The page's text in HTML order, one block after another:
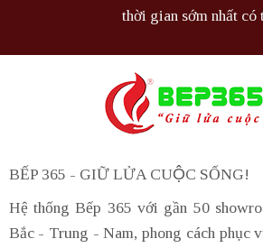
thời gian sớm nhất có
BẾP 365 - GIỮ LỬA CUỘC SỐNG!
Hệ thống Bếp 365 với gần 50
Bắc - Trung - Nam, phong cách phục